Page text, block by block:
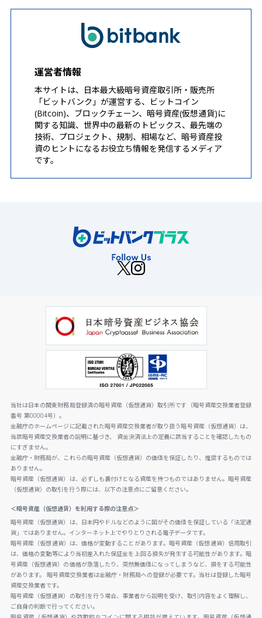
運営者情報
本サイトは、日本最大級暗号資産取引所・販売所
「ビットバンク」が運営する、ビットコイン
(Bitcoin)、ブロックチェーン、暗号資産(仮想通貨)に
関する知識、世界中の最新のトピックス、最先端の
技術、プロジェクト、規制、相場など、暗号資産投
資のヒントになるお役立ち情報を発信するメディア
です。
当社は日本の関東財務局登録済の暗号資産（仮想通貨）取引所です（暗号資産交換業者登録
番号 第00004号）。
金融庁のホームページに記載された暗号資産交換業者が取り扱う暗号資産（仮想通貨）は、
当該暗号資産交換業者の説明に基づき、 資金決済法上の定義に該当することを確認したもの
にすぎません。
金融庁・財務局が、これらの暗号資産（仮想通貨）の価値を保証したり、推奨するものでは
ありません。
暗号資産（仮想通貨）は、必ずしも裏付けとなる資産を持つものではありません。暗号資産
（仮想通貨）の取引を行う際には、以下の注意点にご留意ください。
＜暗号資産（仮想通貨）を利用する際の注意点＞
暗号資産（仮想通貨）は、日本円やドルなどのように国がその価値を保証している「法定通
貨」ではありません。インターネット上でやりとりされる電子データです。
暗号資産（仮想通貨）は、価格が変動することがあります。暗号資産（仮想通貨）信用取引
は、価格の変動等により当初差入れた保証金を上回る損失が発生する可能性があります。暗
号資産（仮想通貨）の価格が急落したり、突然無価値になってしまうなど、損をする可能性
があります。 暗号資産交換業者は金融庁・財務局への登録が必要です。当社は登録した暗号
資産交換業者です。
暗号資産（仮想通貨）の取引を行う場合、事業者から説明を受け、取引内容をよく理解し、
ご自身の判断で行ってください。